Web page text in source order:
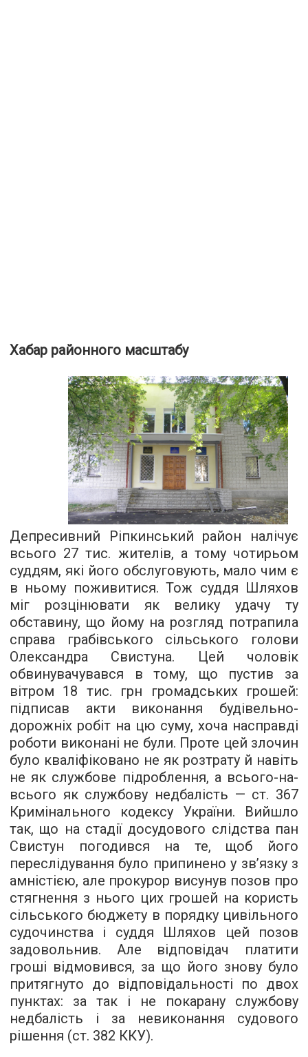
Хабар районного масштабу
Депресивний Ріпкинський район налічує
всього 27 тис. жителів, а тому чотирьом
суддям, які його обслуговують, мало чим є
в ньому поживитися. Тож суддя Шляхов
міг розцінювати як велику удачу ту
обставину, що йому на розгляд потрапила
справа грабівського сільського голови
Олександра Свистуна. Цей чоловік
обвинувачувався в тому, що пустив за
вітром 18 тис. грн громадських грошей:
підписав акти виконання будівельно-
дорожніх робіт на цю суму, хоча насправді
роботи виконані не були. Проте цей злочин
було кваліфіковано не як розтрату й навіть
не як службове підроблення, а всього-на-
всього як службову недбалість — ст. 367
Кримінального кодексу України. Вийшло
так, що на стадії досудового слідства пан
Свистун погодився на те, щоб його
переслідування було припинено у зв’язку з
амністією, але прокурор висунув позов про
стягнення з нього цих грошей на користь
сільського бюджету в порядку цивільного
судочинства і суддя Шляхов цей позов
задовольнив. Але відповідач платити
гроші відмовився, за що його знову було
притягнуто до відповідальності по двох
пунктах: за так і не покарану службову
недбалість і за невиконання судового
рішення (ст. 382 ККУ).